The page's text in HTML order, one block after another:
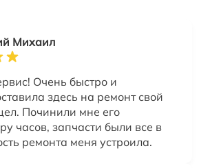
Михаил
Очень быстро и
здесь на ремонт свой
Починили мне его
часов, запчасти были все в
ремонта меня устроила.